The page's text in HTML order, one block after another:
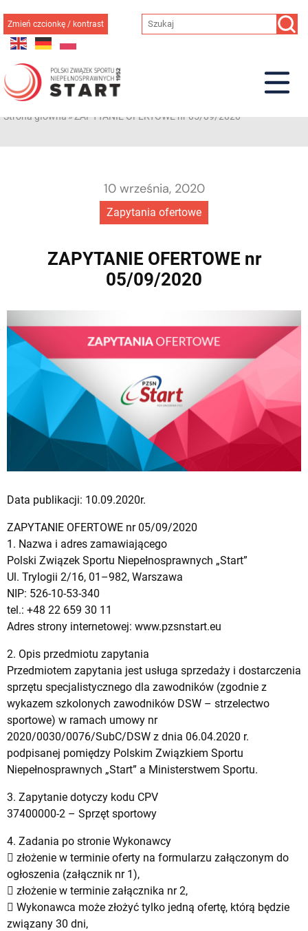
do
treści
Zmień czcionkę / kontrast
Strona główna»ZAPYTANIE OFERTOWE nr 05/09/2020
Zapytania ofertowe
10 września, 2020
ZAPYTANIE OFERTOWE nr
05/09/2020
Data publikacji: 10.09.2020r.
ZAPYTANIE OFERTOWE nr 05/09/2020
1. Nazwa i adres zamawiającego
Polski Związek Sportu Niepełnosprawnych „Start”
Ul. Trylogii 2/16, 01–982, Warszawa
NIP: 526-10-53-340
tel.: +48 22 659 30 11
Adres strony internetowej: www.pzsnstart.eu
2. Opis przedmiotu zapytania
Przedmiotem zapytania jest usługa sprzedaży i dostarczenia
sprzętu specjalistycznego dla zawodników (zgodnie z
wykazem szkolonych zawodników DSW – strzelectwo
sportowe) w ramach umowy nr
2020/0030/0076/SubC/DSW z dnia 06.04.2020 r.
podpisanej pomiędzy Polskim Związkiem Sportu
Niepełnosprawnych „Start” a Ministerstwem Sportu.
3. Zapytanie dotyczy kodu CPV
37400000-2 – Sprzęt sportowy
4. Zadania po stronie Wykonawcy
 złożenie w terminie oferty na formularzu załączonym do
ogłoszenia (załącznik nr 1),
 złożenie w terminie załącznika nr 2,
 Wykonawca może złożyć tylko jedną ofertę, którą będzie
związany 30 dni,